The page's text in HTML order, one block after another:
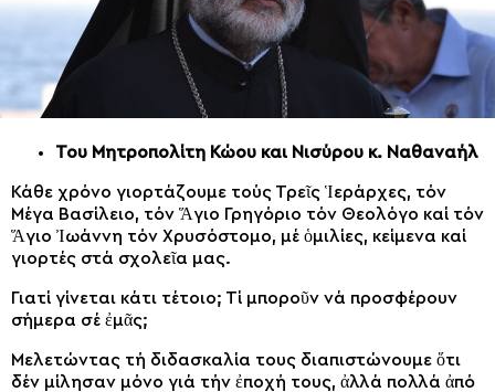
Του Μητροπολίτη Κώου και Νισύρου κ. Ναθαναήλ
Κάθε χρόνο γιορτάζουμε τούς Τρεῖς Ἱεράρχες, τόν
Μέγα Βασίλειο, τόν Ἅγιο Γρηγόριο τόν Θεολόγο καί τόν
Ἅγιο Ἰωάννη τόν Χρυσόστομο, μέ ὁμιλίες, κείμενα καί
γιορτές στά σχολεῖα μας.
Γιατί γίνεται κάτι τέτοιο; Τί μποροῦν νά προσφέρουν
σήμερα σέ ἐμᾶς;
Μελετώντας τή διδασκαλία τους διαπιστώνουμε ὅτι
δέν μίλησαν μόνο γιά τήν ἐποχή τους, ἀλλά πολλά ἀπό